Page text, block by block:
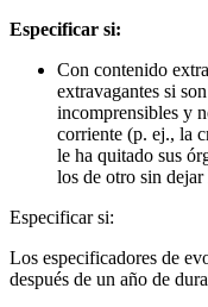
Especificar si:
Con contenido
extravagantes si
incomprensibles y
corriente (p. ej., la
le ha quitado sus
los de otro sin
Especificar si:
Los especificadores de
después de un año de